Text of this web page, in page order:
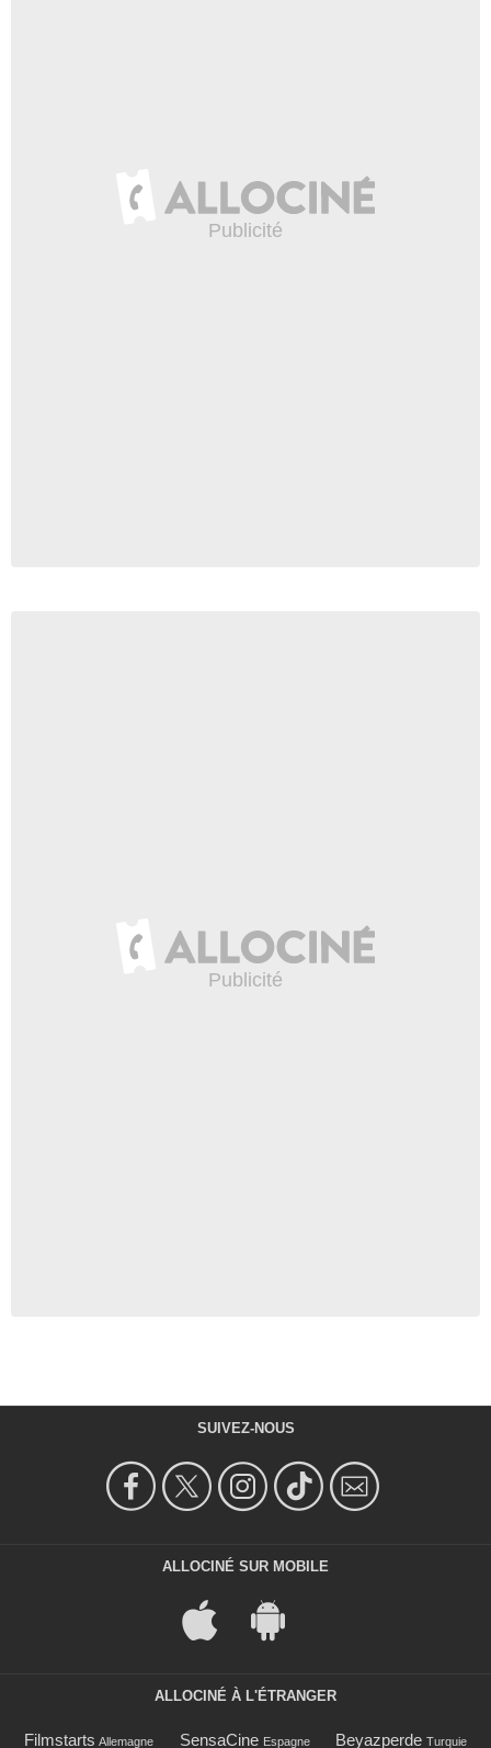
SUIVEZ-NOUS
ALLOCINÉ SUR MOBILE
ALLOCINÉ À L'ÉTRANGER
Filmstarts Allemagne SensaCine Espagne Beyazperde Turquie